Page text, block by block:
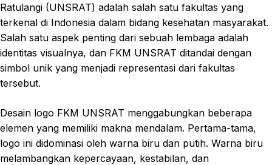
Ratulangi (UNSRAT) adalah salah satu fakultas yang
terkenal di Indonesia dalam bidang kesehatan masyarakat.
Salah satu aspek penting dari sebuah lembaga adalah
identitas visualnya, dan FKM UNSRAT ditandai dengan
simbol unik yang menjadi representasi dari fakultas
tersebut.
Desain logo FKM UNSRAT menggabungkan beberapa
elemen yang memiliki makna mendalam. Pertama-tama,
logo ini didominasi oleh warna biru dan putih. Warna biru
melambangkan kepercayaan, kestabilan, dan